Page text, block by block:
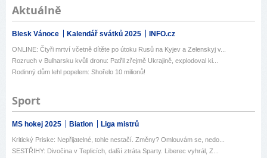
Aktuálně
Blesk Vánoce Kalendář svátků 2025 INFO.cz
ONLINE: Čtyři mrtví včetně dítěte po útoku Rusů na Kyjev a Zelenskyj v...
Rozruch v Bulharsku kvůli dronu: Patřil zřejmě Ukrajině, explodoval ki...
Rodinný dům lehl popelem: Shořelo 10 milionů!
Sport
MS hokej 2025 Biatlon Liga mistrů
Kritický Priske: Nepřijatelné, tohle nestačí. Změny? Omlouvám se, nedo...
SESTŘIHY: Divočina v Teplicích, další ztráta Sparty. Liberec vyhrál, Z...